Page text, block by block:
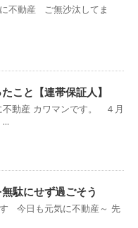
不動産 ご無沙汰してま
こと【連帯保証人】
不動産 カワマンです。 ４月
駄にせず過ごそう
今日も元気に不動産～ 先